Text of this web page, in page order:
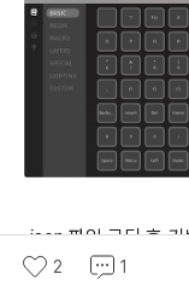
.json 파일 로딩 후 키
기능을 세밀하게 설정
2 1